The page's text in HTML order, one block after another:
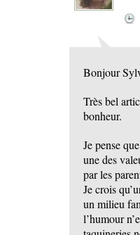
Bonjour
Très bel
bonheur.
Je pense
une des
par les
Je crois
un milieu
l’humour